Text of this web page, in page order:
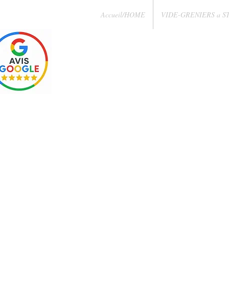
Accueil/HOME VIDE-GRENIERS a